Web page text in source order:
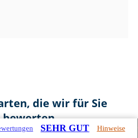
die wir für Sie
bewerten
SEHR GUT Hinweise